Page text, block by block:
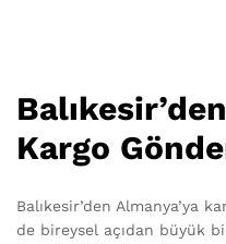
Kargo
Balıkesir’den Almanya’ya
de bireysel açıdan büyük